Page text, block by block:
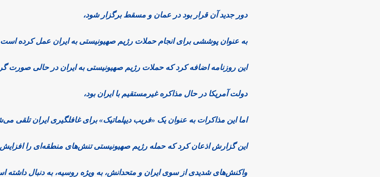
دور جدید آن قرار بود در عمان و مسقط برگزار شود،
به عنوان پوششی برای انجام حملات رژیم صهیونیستی به ایران عمل کرده
این روزنامه اضافه کرد که حملات رژیم صهیونیستی به ایران در حالی صورت
دولت آمریکا در حال مذاکره غیرمستقیم با ایران بود،
اما این مذاکرات به عنوان یک «فریب دیپلماتیک» برای غافلگیری ایران تلقی
این گزارش اذعان کرد که حمله رژیم صهیونیستی تنش‌های منطقه‌ای را افزایش
واکنش‌های شدیدی از سوی ایران و متحدانش، به ویژه روسیه، به دنبال داشته